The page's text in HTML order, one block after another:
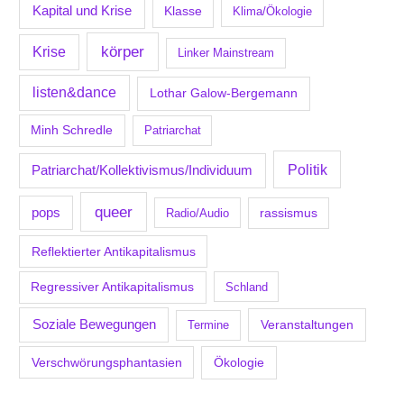
Kapital und Krise Klasse Klima/Ökologie
Krise körper Linker Mainstream
listen&dance Lothar Galow-Bergemann
Minh Schredle Patriarchat
Patriarchat/Kollektivismus/Individuum Politik
pops queer Radio/Audio rassismus
Reflektierter Antikapitalismus
Regressiver Antikapitalismus Schland
Soziale Bewegungen Termine Veranstaltungen
Verschwörungsphantasien Ökologie